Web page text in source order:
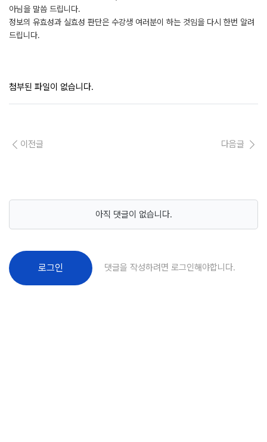
아님을 말씀 드립니다.
정보의 유효성과 실효성 판단은 수강생 여러분이 하는 것임을 다시 한번 알려
드립니다.
첨부된 파일이 없습니다.
이전글 다음글
아직 댓글이 없습니다.
로그인 댓글을 작성하려면 로그인해야합니다.